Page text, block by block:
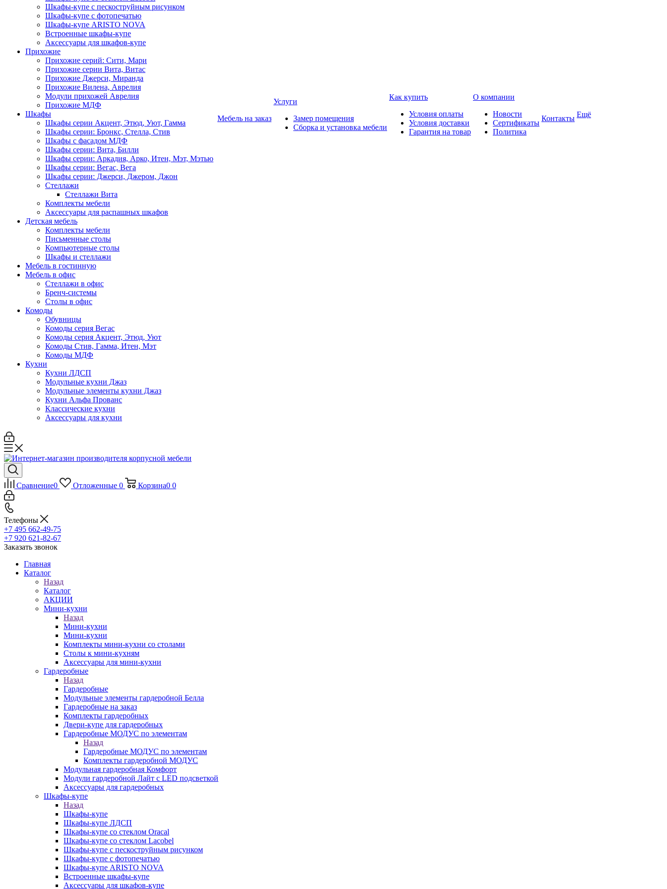
Шкафы-купе с пескоструйным рисунком
Шкафы-купе с фотопечатью
Шкафы-купе ARISTO NOVA
Встроенные шкафы-купе
Аксессуары для шкафов-купе
Прихожие
Прихожие серий: Сити, Мари
Прихожие серии Вита, Витас
Прихожие Джерси, Миранда
Прихожие Вилена, Аврелия
Модули прихожей Аврелия
Прихожие МДФ
Шкафы
Шкафы серии Акцент, Этюд, Уют, Гамма
Шкафы серии: Бронкс, Стелла, Стив
Шкафы с фасадом МДФ
Шкафы серии: Вита, Билли
Шкафы серии: Аркадия, Арко, Итен, Мэт, Мэтью
Шкафы серии: Вегас, Вега
Шкафы серии: Джерси, Джером, Джон
Стеллажи
Стеллажи Вита
Комплекты мебели
Аксессуары для распашных шкафов
Детская мебель
Комплекты мебели
Письменные столы
Компьютерные столы
Шкафы и стеллажи
Мебель в гостинную
Мебель в офис
Стеллажи в офис
Бренч-системы
Столы в офис
Комоды
Обувницы
Комоды серия Вегас
Комоды серия Акцент, Этюд, Уют
Комоды Стив, Гамма, Итен, Мэт
Комоды МДФ
Кухни
Кухни ЛДСП
Модульные кухни Джаз
Модульные элементы кухни Джаз
Кухни Альфа Прованс
Классические кухни
Аксессуары для кухни
Мебель на заказ
Услуги
Замер помещения
Сборка и установка мебели
Как купить
Условия оплаты
Условия доставки
Гарантия на товар
О компании
Новости
Сертификаты
Политика
Контакты Ещё
Сравнение0 Отложенные 0 Корзина0 0
Телефоны
+7 495 662-49-75
+7 920 621-82-67
Заказать звонок
Главная
Каталог
Назад
Каталог
АКЦИИ
Мини-кухни
Назад
Мини-кухни
Мини-кухни
Комплекты мини-кухни со столами
Столы к мини-кухням
Аксессуары для мини-кухни
Гардеробные
Назад
Гардеробные
Модульные элементы гардеробной Белла
Гардеробные на заказ
Комплекты гардеробных
Двери-купе для гардеробных
Гардеробные МОДУС по элементам
Назад
Гардеробные МОДУС по элементам
Комплекты гардеробной МОДУС
Модульная гардеробная Комфорт
Модули гардеробной Лайт с LED подсветкой
Аксессуары для гардеробных
Шкафы-купе
Назад
Шкафы-купе
Шкафы-купе ЛДСП
Шкафы-купе со стеклом Oracal
Шкафы-купе со стеклом Lacobel
Шкафы-купе с пескоструйным рисунком
Шкафы-купе с фотопечатью
Шкафы-купе ARISTO NOVA
Встроенные шкафы-купе
Аксессуары для шкафов-купе